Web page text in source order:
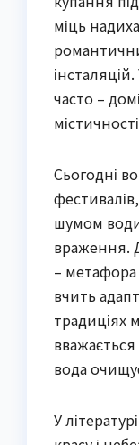
міць
часто –
Сьогодні
шумом
враження.
–
вчить
традиціях
вода
У